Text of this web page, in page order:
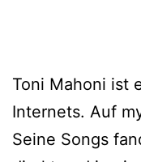
Toni Mahoni ist
Internets. Auf
Seine Songs